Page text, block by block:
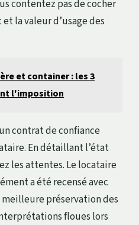
contentez pas de cocher
la valeur d’usage des
et container : les 3
l'imposition
contrat de confiance
En détaillant l’état
les attentes. Le locataire
a été recensé avec
préservation des
floues lors